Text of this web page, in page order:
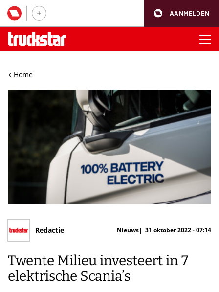
AANMELDEN
Home
Redactie Nieuws 31 oktober 2022 - 07:14
Twente Milieu investeert in 7
elektrische Scania’s